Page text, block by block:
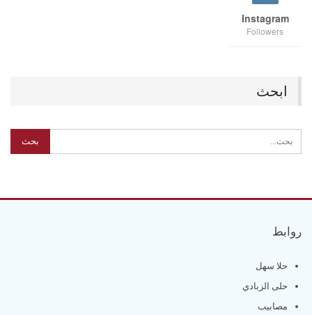
Instagram
Followers
ابحث
روابط
حلا سهل
حلى الزبادي
مصابيب